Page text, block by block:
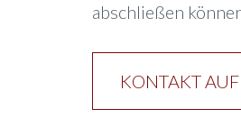
abschließen
KONTAKT